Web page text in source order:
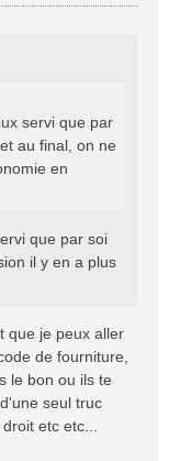
servi que par
au final, on ne
en
que par soi
il y en a plus
que je peux aller
de fourniture,
le bon ou ils te
seul truc
etc etc...